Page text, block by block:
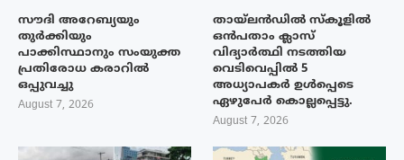
സൗദി അറേബ്യയും
തുർക്കിയും
പാക്കിസ്ഥാനും സംയുക്ത
പ്രതിരോധ കരാറിൽ
ഒപ്പുവച്ചു
August 7, 2026
തായ്‌ലൻഡിൽ സ്കൂളിൽ
ഒൻപതാം ക്ലാസ്
വിദ്യാർത്ഥി നടത്തിയ
വെടിവെപ്പിൽ 5
അധ്യാപകർ ഉൾപ്പെടെ
ഏഴുപേർ കൊല്ലപ്പെട്ടു.
August 7, 2026